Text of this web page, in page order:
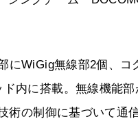
WiGig無線部2個、コ
内に搭載。無線機能
術の制御に基づいて通